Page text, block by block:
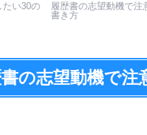
たい30の
履歴書の志望動機で注
書き方
の志望動機で注